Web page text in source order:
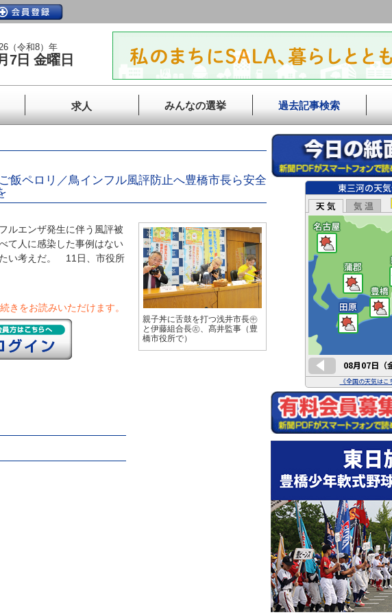
（令和8）年
7日 金曜日
求人 みんなの選挙 過去記事検索
飯ペロリ／鳥インフル風評防止へ豊橋市長ら安全
ルエンザ発生に伴う風評被
て人に感染した事例はない
い考えだ。 11日、市役所
きをお読みいただけます。
親子丼に舌鼓を打つ浅井市長㊥
と伊藤組合長㊧、髙井監事（豊
橋市役所で）